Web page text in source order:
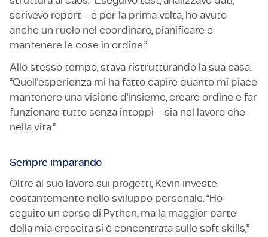
scrivevo report - e per la prima volta, ho avuto
anche un ruolo nel coordinare, pianificare e
mantenere le cose in ordine.”
Allo stesso tempo, stava ristrutturando la sua casa.
“Quell'esperienza mi ha fatto capire quanto mi piace
mantenere una visione d'insieme, creare ordine e far
funzionare tutto senza intoppi – sia nel lavoro che
nella vita.”
Sempre imparando
Oltre al suo lavoro sui progetti, Kevin investe
costantemente nello sviluppo personale. “Ho
seguito un corso di Python, ma la maggior parte
della mia crescita si è concentrata sulle soft skills,”